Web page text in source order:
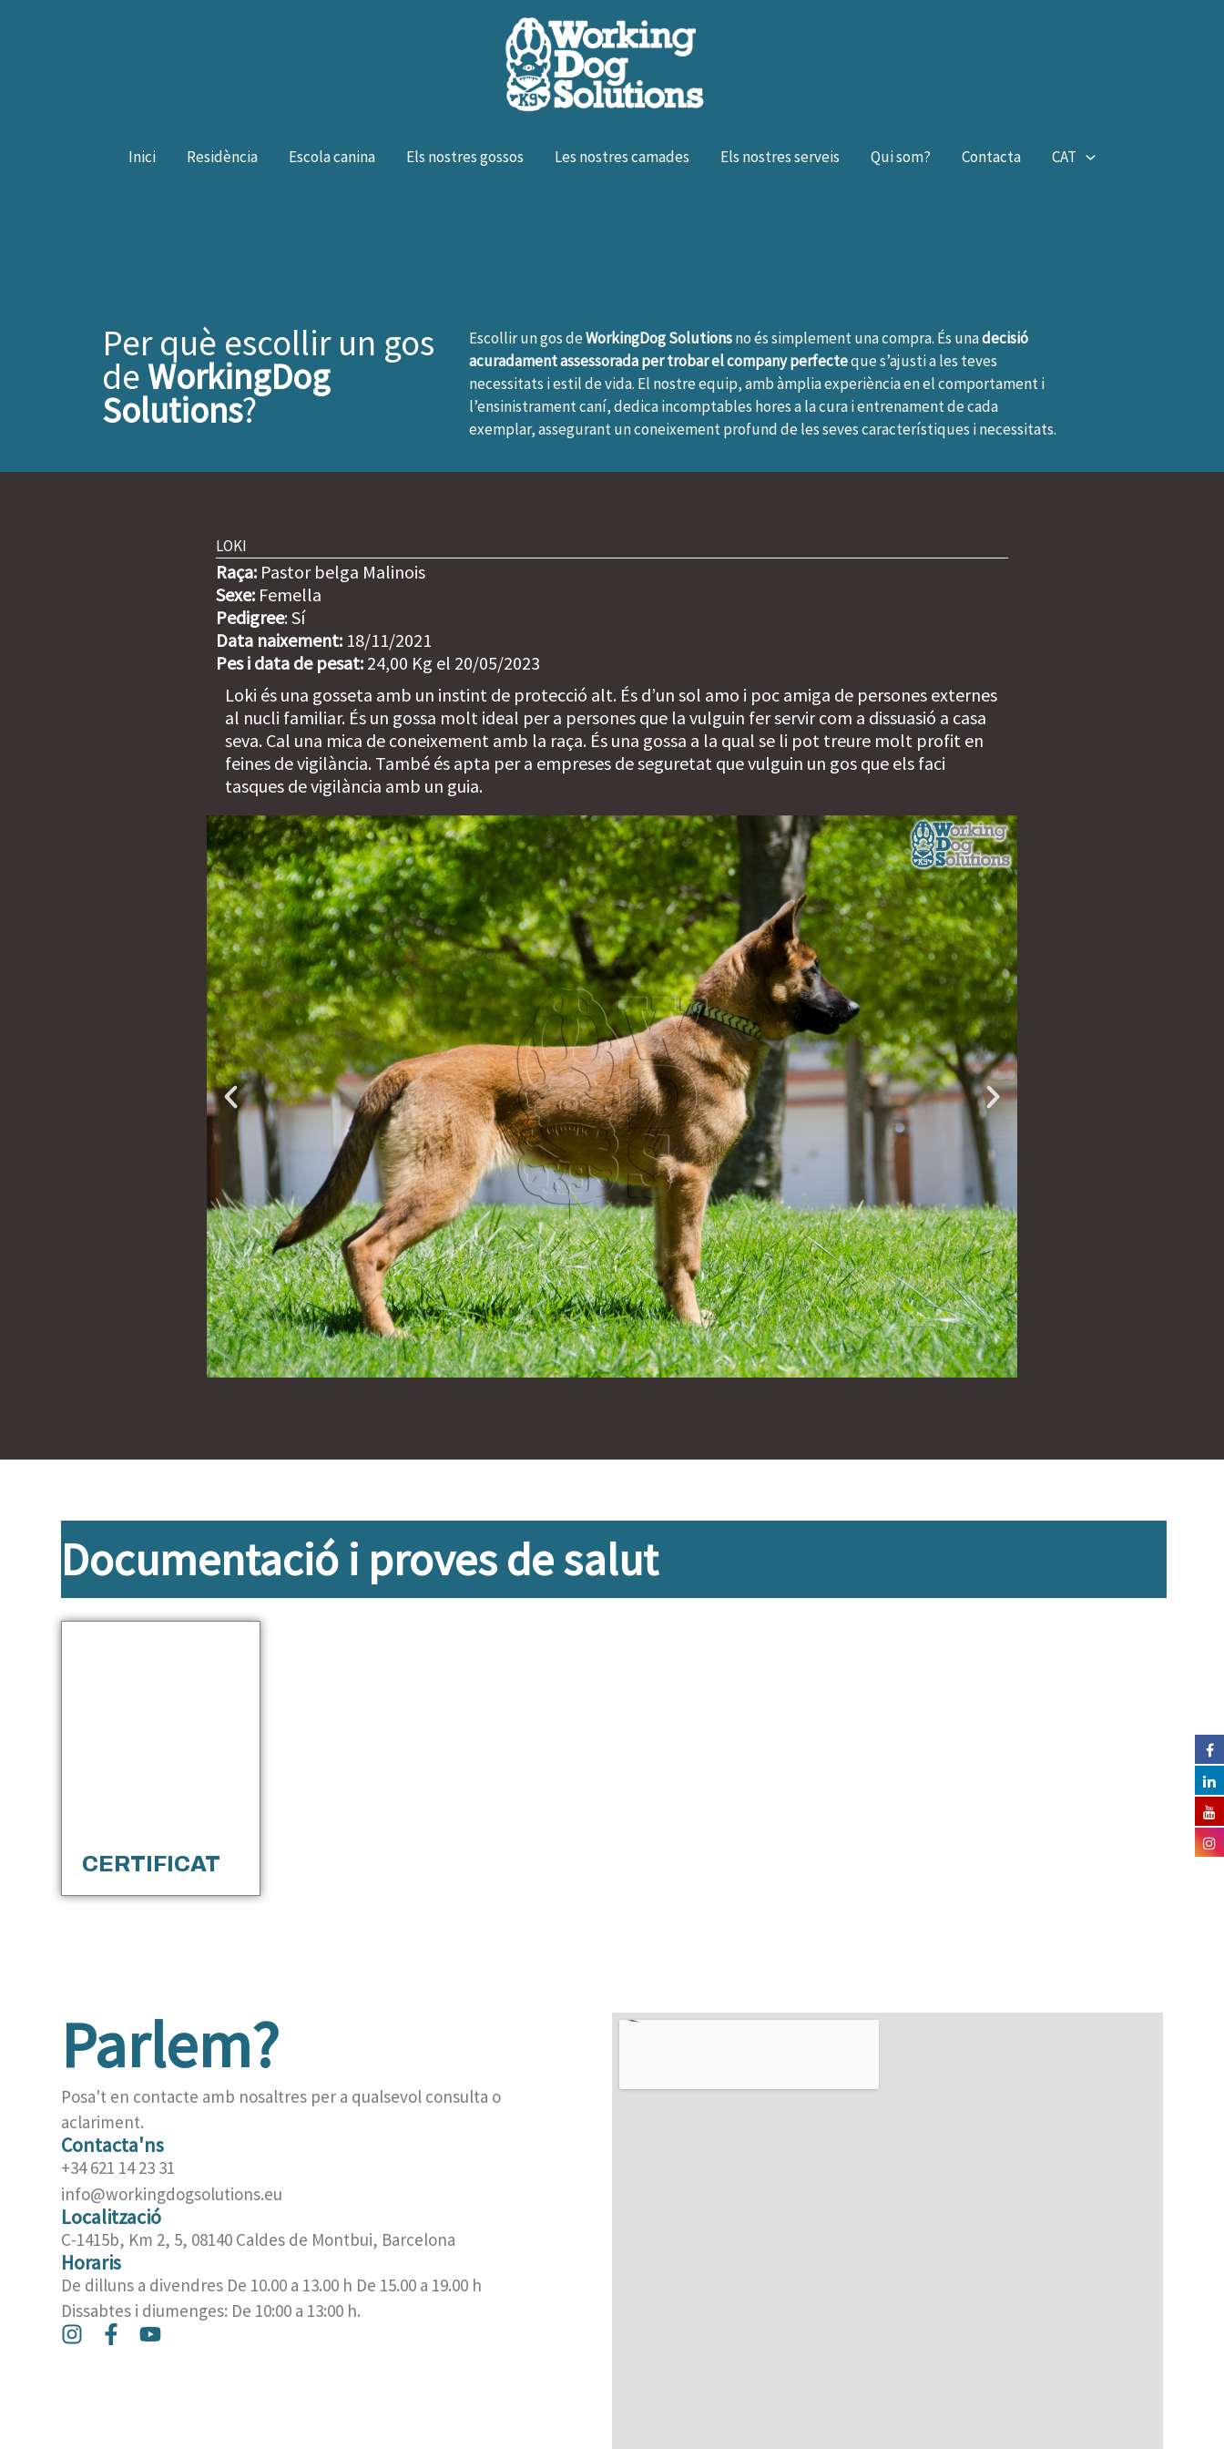
Inici Residència Escola canina Els nostres gossos Les nostres camades Els nostres serveis Qui som? Contacta CAT
Per què escollir un gos
deWorkingDog
Solutions?
Escollir un gos deWorkingDog Solutionsno és simplement una compra. És unadecisió
acuradament assessorada per trobar el company perfecteque s’ajusti a les teves
necessitats i estil de vida. El nostre equip, amb àmplia experiència en el comportament i
l’ensinistrament caní, dedica incomptables hores a la cura i entrenament de cada
exemplar, assegurant un coneixement profund de les seves característiques i necessitats.
LOKI
Raça: Pastor belga Malinois
Sexe: Femella
Pedigree: Sí
Data naixement: 18/11/2021
Pes i data de pesat: 24,00 Kg el 20/05/2023
Loki és una gosseta amb un instint de protecció alt. És d’un sol amo i poc amiga de persones externes
al nucli familiar. És un gossa molt ideal per a persones que la vulguin fer servir com a dissuasió a casa
seva. Cal una mica de coneixement amb la raça. És una gossa a la qual se li pot treure molt profit en
feines de vigilància. També és apta per a empreses de seguretat que vulguin un gos que els faci
tasques de vigilància amb un guia.
Documentació i proves de salut
CERTIFICAT
Parlem?
Posa't en contacte amb nosaltres per a qualsevol consulta o
aclariment.
Contacta'ns
+34 621 14 23 31
info@workingdogsolutions.eu
Localització
C-1415b, Km 2, 5, 08140 Caldes de Montbui, Barcelona​
Horaris
De dilluns a divendres De 10.00 a 13.00 h De 15.00 a 19.00 h
Dissabtes i diumenges: De 10:00 a 13:00 h.
I F
a
Y